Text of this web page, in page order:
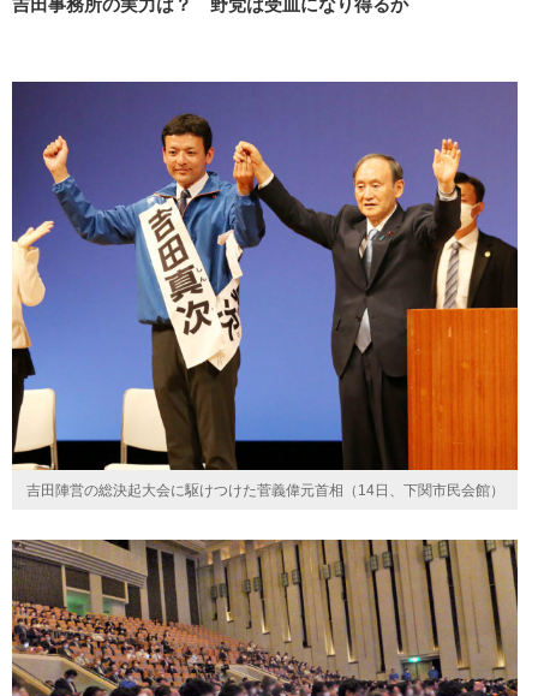
吉田事務所の実力は？ 野党は受皿になり得るか
吉田陣営の総決起大会に駆けつけた菅義偉元首相（14日、下関市民会館）